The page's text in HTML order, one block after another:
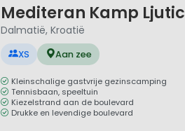
Mediteran Kamp Ljutic
Dalmatië, Kroatië
XS Aan zee
Kleinschalige gastvrije gezinscamping
Tennisbaan, speeltuin
Kiezelstrand aan de boulevard
Drukke en levendige boulevard